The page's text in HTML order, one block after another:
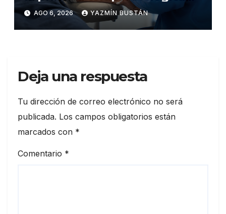
de precisión capaz de
detener el daño renal por
nefritis lúpica
AGO 6, 2026 YAZMÍN BUSTÁN
Deja una respuesta
Tu dirección de correo electrónico no será
publicada. Los campos obligatorios están
marcados con *
Comentario *